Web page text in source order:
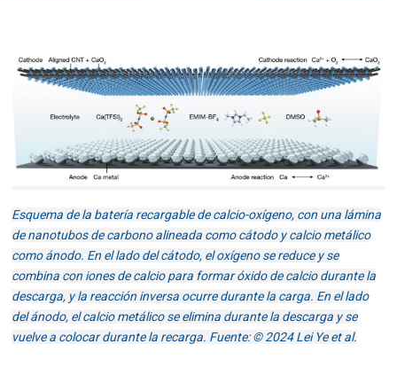
Esquema de la batería recargable de calcio-oxígeno, con una lámina
de nanotubos de carbono alineada como cátodo y calcio metálico
como ánodo. En el lado del cátodo, el oxígeno se reduce y se
combina con iones de calcio para formar óxido de calcio durante la
descarga, y la reacción inversa ocurre durante la carga. En el lado
del ánodo, el calcio metálico se elimina durante la descarga y se
vuelve a colocar durante la recarga. Fuente: © 2024 Lei Ye et al.